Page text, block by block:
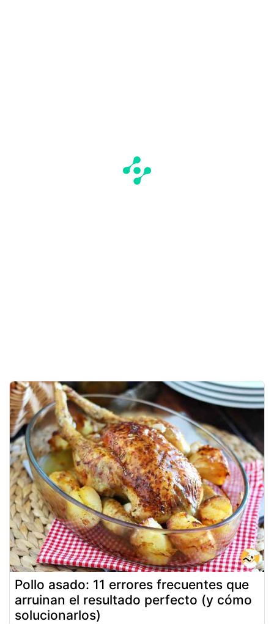
Pollo asado: 11 errores frecuentes que
arruinan el resultado perfecto (y cómo
solucionarlos)